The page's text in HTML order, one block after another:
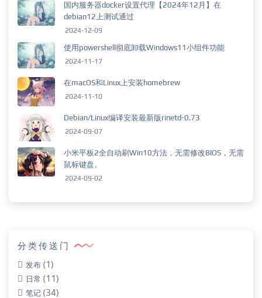
国内服务器docker设置代理【2024年12月】在
debian12上测试通过
2024-12-09
使用powershell彻底卸载Windows11小组件功能
2024-11-17
在macOS和Linux上安装homebrew
2024-11-10
Debian/Linux编译安装最新版rinetd-0.73
2024-09-07
小米平板2全自动刷Win10方法，无需修改BIOS，无需
鼠标键盘。
2024-09-02
分类传送门
发布 (1)
日常 (11)
笔记 (34)